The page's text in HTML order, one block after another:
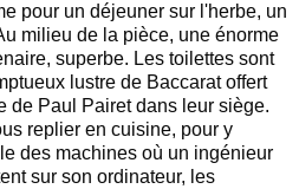
pour un déjeuner sur l'herbe, un
milieu de la pièce, une énorme
superbe. Les toilettes sont
lustre de Baccarat offert
de Paul Pairet dans leur siège.
replier en cuisine, pour y
des machines où un ingénieur
sur son ordinateur, les